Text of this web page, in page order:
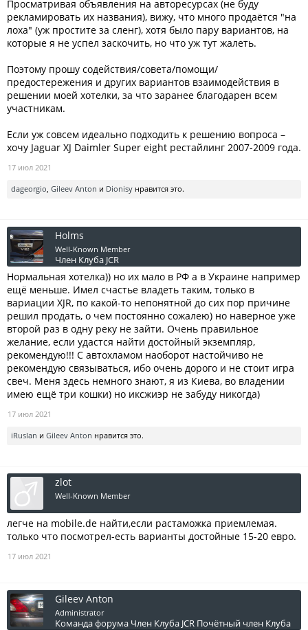
Просматривая объявления на авторесурсах (не буду
рекламировать их названия), вижу, что много продаётся "на
лоха" (уж простите за сленг), хотя было пару вариантов, на
которые я не успел заскочить, но что уж тут жалеть.
Поэтому прошу содействия/совета/помощи/
предостережения и других вариантов взаимодействия в
решении моей хотелки, за что заранее благодарен всем
участникам.
Если уж совсем идеально подходить к решению вопроса –
хочу Jaguar XJ Daimler Super eight рестайлинг 2007-2009 года.
17 июл 2021
dageorgio, Gileev Anton и Dionisy нравится это.
Holms
Well-Known Member
Член Клуба JCR
Нормальная хотелка)) но их мало в РФ а в Украине например
ещё меньше. Имел счастье владеть таким, только в
вариации XJR, по какой-то непонятной до сих пор причине
решил продать, о чем постоянно сожалею) но наверное уже
второй раз в одну реку не зайти. Очень правильное
желание, если удастся найти достойный экземпляр,
рекомендую!!! С автохламом наоборот настойчиво не
рекомендую связываться, ибо очень дорого и не стоит игра
свеч. Меня здесь немного знают, я из Киева, во владении
имею ещё три кошки) но иксжиэр не забуду никогда)
17 июл 2021
iRuslan и Gileev Anton нравится это.
zlot
Well-Known Member
легче на mobile.de найти,если растаможка приемлемая.
только что посмотрел-есть варианты достойные 15-20 евро.
17 июл 2021
Gileev Anton
Administrator
Команда форума Член Клуба JCR Почётный член Клуба